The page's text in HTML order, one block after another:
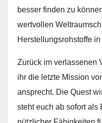
besser finden zu
wertvollen
Herstellungsrohstoffe
Zurück im verlassenen
ihr die letzte Mission
ansprecht. Die Quest
steht euch ab sofort als